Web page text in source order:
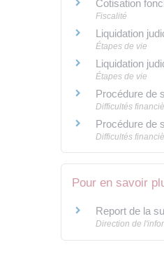
Cotisation
Fiscalité
Liquidation
Étapes de vie
Liquidation
Étapes de vie
Procédure de
Difficultés
Procédure de
Difficultés
Pour en savoir
Report de la
Direction de